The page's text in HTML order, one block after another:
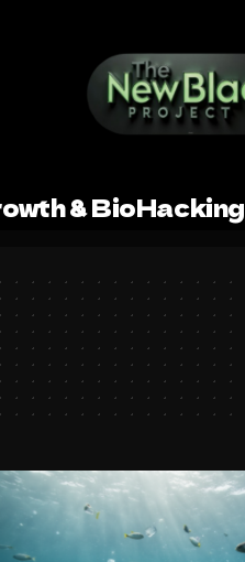
& BioHacking